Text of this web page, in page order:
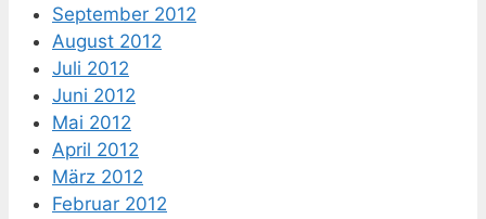
September 2012
August 2012
Juli 2012
Juni 2012
Mai 2012
April 2012
März 2012
Februar 2012